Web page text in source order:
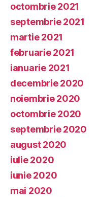
octombrie 2021
septembrie 2021
martie 2021
februarie 2021
ianuarie 2021
decembrie 2020
noiembrie 2020
octombrie 2020
septembrie 2020
august 2020
iulie 2020
iunie 2020
mai 2020